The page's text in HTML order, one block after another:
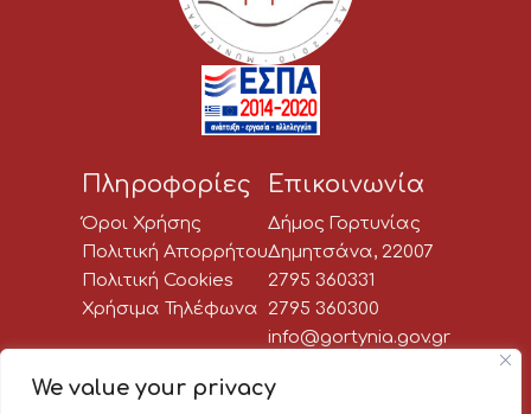
We value your privacy
Πληροφορίες
Όροι Χρήσης
Πολιτική Απορρήτου
Πολιτική Cookies
Χρήσιμα Τηλέφωνα
Επικοινωνία
Δήμος Γορτυνίας
Δημητσάνα, 22007
2795 360331
2795 360300
info@gortynia.gov.gr
Social Media